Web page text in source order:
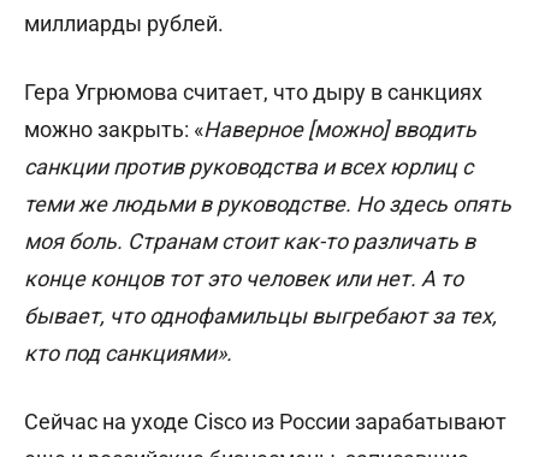
миллиарды рублей.
Гера Угрюмова считает, что дыру в санкциях
можно закрыть: «Наверное [можно] вводить
санкции против руководства и всех юрлиц с
теми же людьми в руководстве. Но здесь опять
моя боль. Странам стоит как-то различать в
конце концов тот это человек или нет. А то
бывает, что однофамильцы выгребают за тех,
кто под санкциями».
Cейчас на уходе Cisco из России зарабатывают